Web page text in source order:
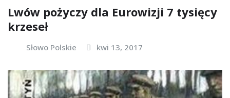
Lwów pożyczy dla Eurowizji 7 tysięcy
krzeseł
Słowo Polskie kwi 13, 2017